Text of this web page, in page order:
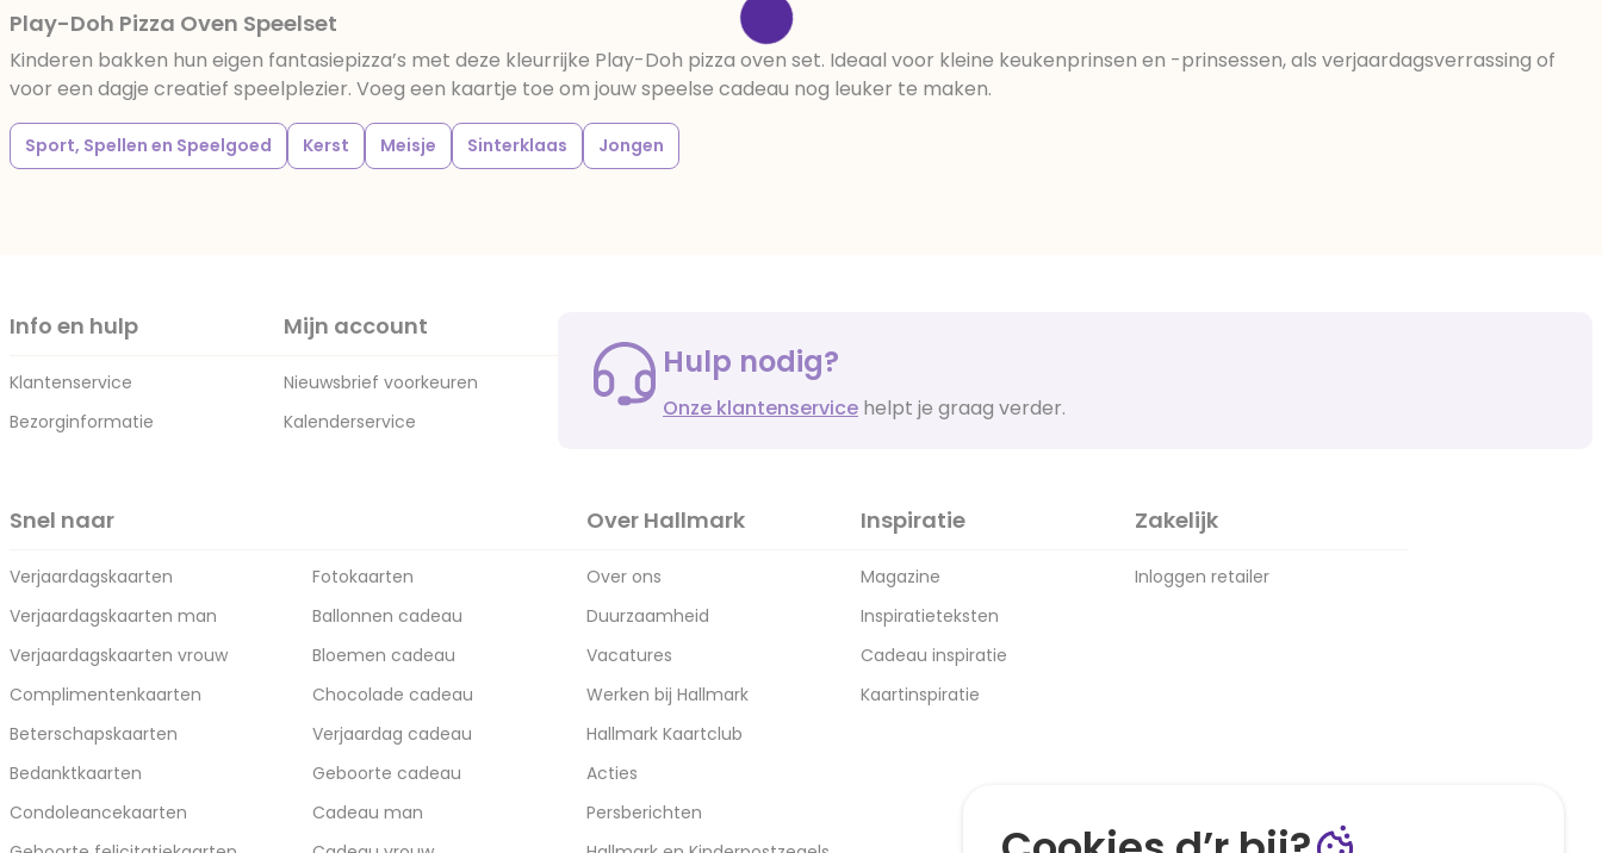
Play-Doh Pizza Oven Speelset
Kinderen bakken hun eigen fantasiepizza’s met deze kleurrijke Play-Doh pizza oven set. Ideaal voor kleine keukenprinsen en -prinsessen, als verjaardagsverrassing of
voor een dagje creatief speelplezier. Voeg een kaartje toe om jouw speelse cadeau nog leuker te maken.
Sport, Spellen en Speelgoed Kerst Meisje Sinterklaas Jongen
Info en hulp
Klantenservice
Bezorginformatie
Mijn account
Nieuwsbrief voorkeuren
Kalenderservice
Hulp nodig?
Onze klantenservice helpt je graag verder.
Snel naar
Verjaardagskaarten
Verjaardagskaarten man
Verjaardagskaarten vrouw
Complimentenkaarten
Beterschapskaarten
Bedanktkaarten
Condoleancekaarten
Fotokaarten
Ballonnen cadeau
Bloemen cadeau
Chocolade cadeau
Verjaardag cadeau
Geboorte cadeau
Cadeau man
Over Hallmark
Over ons
Duurzaamheid
Vacatures
Werken bij Hallmark
Hallmark Kaartclub
Acties
Persberichten
Inspiratie
Magazine
Inspiratieteksten
Cadeau inspiratie
Kaartinspiratie
Zakelijk
Inloggen retailer